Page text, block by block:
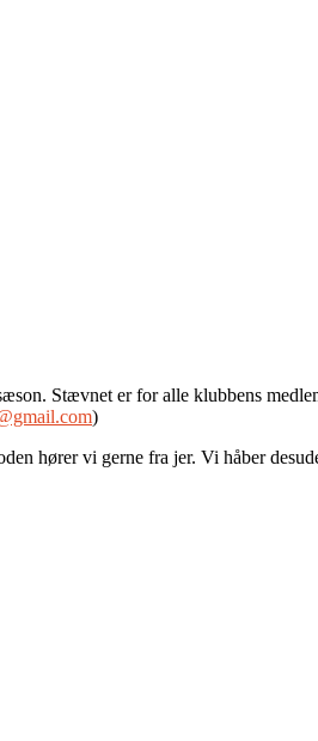
Stævnet er for alle klubbens
)
hører vi gerne fra jer. Vi håber